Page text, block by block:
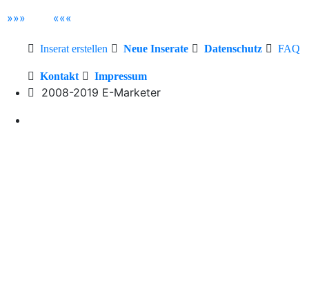
»»» «««
Inserat erstellen Neue Inserate Datenschutz FAQ
Kontakt Impressum
2008-2019 E-Marketer